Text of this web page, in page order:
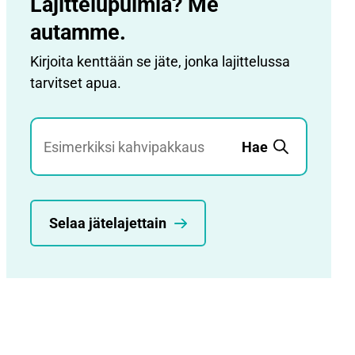
autamme.
Kirjoita kenttään se jäte, jonka lajittelussa
tarvitset apua.
Jätehaku
Hae
Selaa jätelajettain